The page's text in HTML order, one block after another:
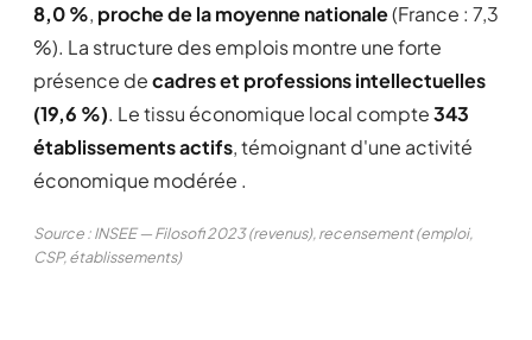
8,0 %, proche de la moyenne nationale(France : 7,3
%). La structure des emplois montre une forte
présence decadres et professions intellectuelles
(19,6 %). Le tissu économique local compte343
établissements actifs, témoignant d'une activité
économique modérée .
Source : INSEE — Filosofi 2023 (revenus), recensement (emploi,
CSP, établissements)